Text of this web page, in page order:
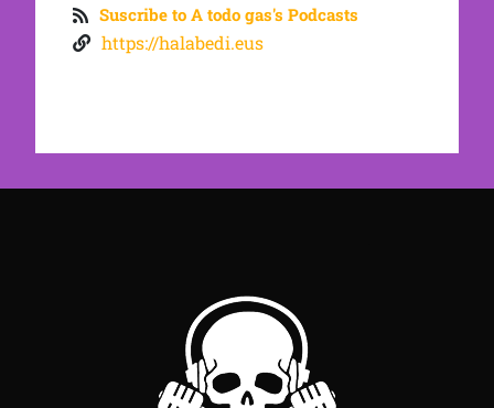
Suscribe to A todo gas's Podcasts
https://halabedi.eus